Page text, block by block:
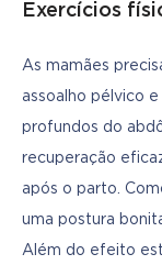
Exercícios
As mamães
assoalho pélvico
profundos do
recuperação
após o parto.
uma postura
Além do efeito